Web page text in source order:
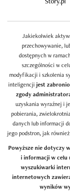
Jakiekolwiek
przechowywanie,
dostępnych w
szczególności w
modyfikacji i szkolenia
inteligencji jest
zgody
uzyskania wyraźnej i
pobierania,
danych lub informacji
jego podstron, jak
Powyższe nie dotyczy
i informacji w celu
wyszukiwarki
internetowych
wyników